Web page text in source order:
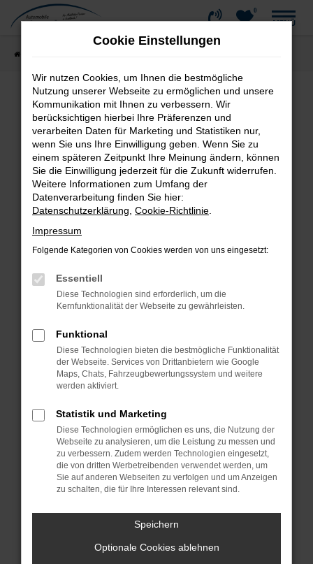
Zum
0
MENÜ
Fehler: Network Error
Beim Laden ist ein Fehler aufgetreten.
Hier sind ein paar Tipps, die dir helfen können:
Überprüfe deine Firewall und deine
Internetverbindung.
Laden andere Webseiten, zum Beispiel deine
Suchmaschine?
Prüfe deine Browsererweiterungen.
können das Laden bestimmter Seiten
verhindern. Funktioniert die Seite in einem
Fenster?
Starte dein Gerät neu.
Das kann manchmal helfen, vorübergehende
Probleme zu beheben.
Betriebssystem auf dem neuesten Stand
sind.
Veraltete Software birgt nicht nur ein
Sicherheitsrisiko, sondern kann auch dazu
führen, dass bestimmte Funktionen nicht mehr
unterstützt werden.
Wende dich an den Webseitenbetreiber.
Wenn du alle oben genannten Schritte versucht
hast, kontaktiere uns bitte. Wir werden
Cookie Einstellungen
Wir nutzen Cookies, um Ihnen die bestmögliche
Nutzung unserer Webseite zu ermöglichen und unsere
Kommunikation mit Ihnen zu verbessern. Wir
berücksichtigen hierbei Ihre Präferenzen und
verarbeiten Daten für Marketing und Statistiken nur,
wenn Sie uns Ihre Einwilligung geben. Wenn Sie zu
einem späteren Zeitpunkt Ihre Meinung ändern, können
Sie die Einwilligung jederzeit für die Zukunft widerrufen.
Weitere Informationen zum Umfang der
Datenverarbeitung finden Sie hier:
Datenschutzerklärung Cookie-Richtlinie
Impressum
Folgende Kategorien von Cookies werden von uns eingesetzt:
Essentiell
Diese Technologien sind erforderlich, um die
Kernfunktionalität der Webseite zu gewährleisten.
Funktional
Diese Technologien bieten die bestmögliche Funktionalität
der Webseite. Services von Drittanbietern wie Google
Maps, Chats, Fahrzeugbewertungssystem und weitere
werden aktiviert.
Statistik und Marketing
Diese Technologien ermöglichen es uns, die Nutzung der
Webseite zu analysieren, um die Leistung zu messen und
zu verbessern. Zudem werden Technologien eingesetzt,
die von dritten Werbetreibenden verwendet werden, um
Sie auf anderen Webseiten zu verfolgen und um Anzeigen
zu schalten, die für Ihre Interessen relevant sind.
Speichern
Optionale Cookies ablehnen